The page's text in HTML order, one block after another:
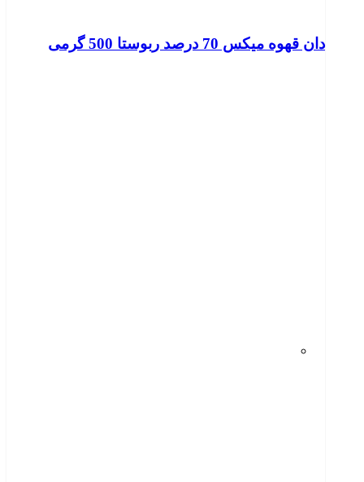
دان قهوه میکس 70 درصد ربوستا 500 گرمی